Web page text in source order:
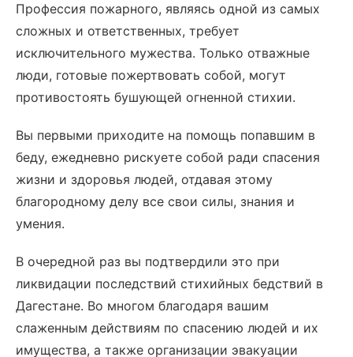
Профессия пожарного, являясь одной из самых
сложных и ответственных, требует
исключительного мужества. Только отважные
люди, готовые пожертвовать собой, могут
противостоять бушующей огненной стихии.
Вы первыми приходите на помощь попавшим в
беду, ежедневно рискуете собой ради спасения
жизни и здоровья людей, отдавая этому
благородному делу все свои силы, знания и
умения.
В очередной раз вы подтвердили это при
ликвидации последствий стихийных бедствий в
Дагестане. Во многом благодаря вашим
слаженным действиям по спасению людей и их
имущества, а также организации эвакуации